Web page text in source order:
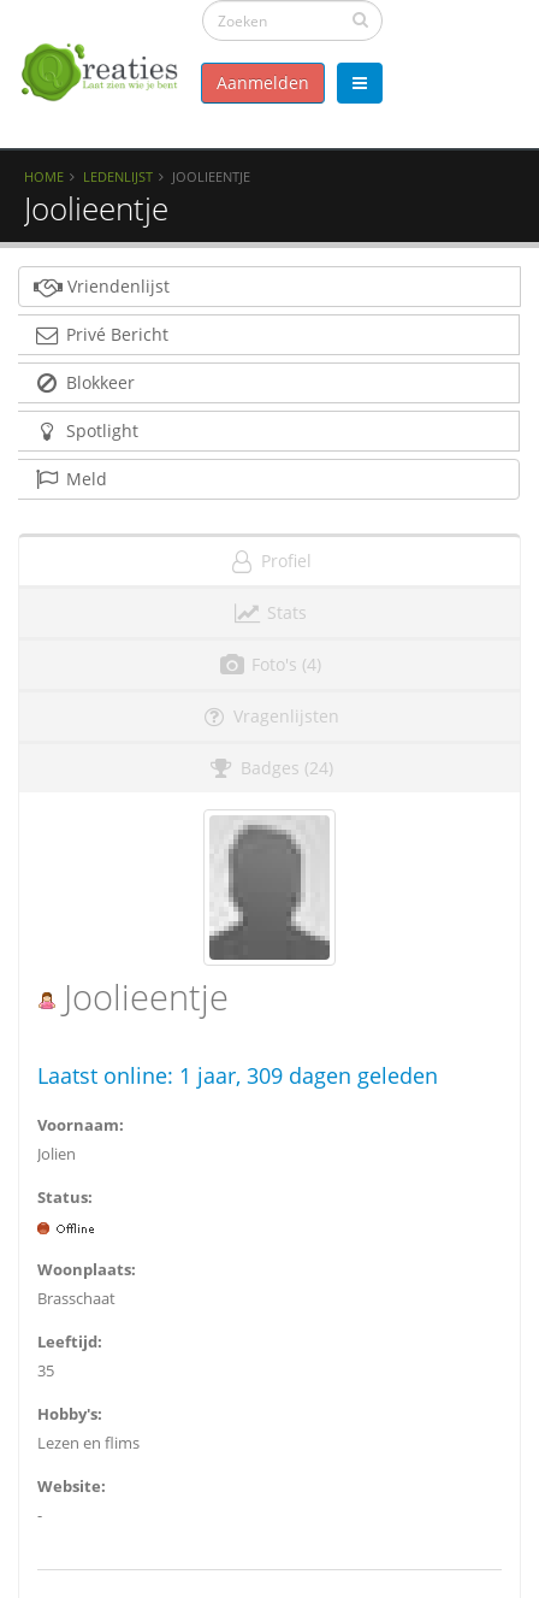
Aanmelden
HOME LEDENLIJST JOOLIEENTJE
Joolieentje
Vriendenlijst
Privé Bericht
Blokkeer
Spotlight
Meld
Profiel
Stats
Foto's (4)
Vragenlijsten
Badges (24)
Joolieentje
Laatst online: 1 jaar, 309 dagen geleden
Voornaam:
Jolien
Status:
Woonplaats:
Brasschaat
Leeftijd:
35
Hobby's:
Lezen en flims
Website:
-